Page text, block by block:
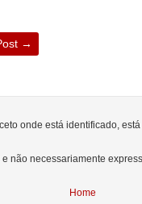
→
onde está identificado,
não necessariamente
Home